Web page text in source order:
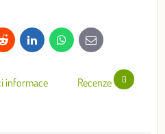
Reddit LinkedInWhatsApp
E-
mail
informace Recenze 0